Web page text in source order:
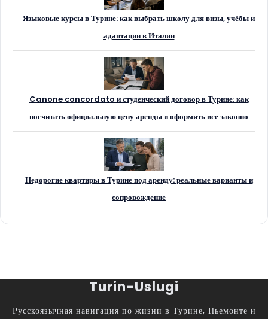
Языковые курсы в Турине: как выбрать школу для визы, учёбы и
адаптации в Италии
Canone concordato и студенческий договор в Турине: как
посчитать официальную цену аренды и оформить все законно
Недорогие квартиры в Турине под аренду: реальные варианты и
сопровождение
Turin-Uslugi
Русскоязычная навигация по жизни в Турине, Пьемонте и